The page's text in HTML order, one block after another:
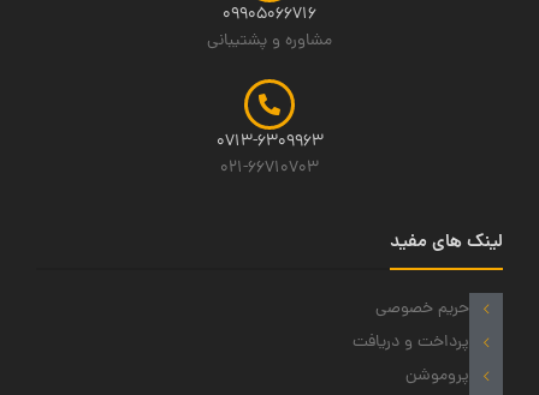
09905066716
مشاوره و پشتیبانی
0713-6309963
021-66710703
لینک های مفید
حریم خصوصی
پرداخت و دریافت
پروموشن